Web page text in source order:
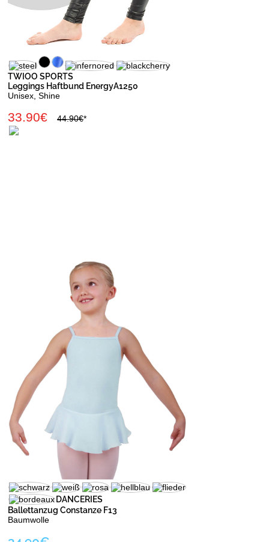
TWIOO SPORTS
Leggings Haftbund EnergyA1250
Unisex, Shine
33.90€ 44.90€*
DANCERIES
Ballettanzug Constanze F13
Baumwolle